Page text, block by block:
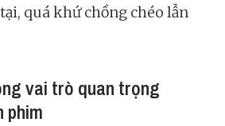
quá khứ chồng chéo lẫn
vai trò quan trọng
phim